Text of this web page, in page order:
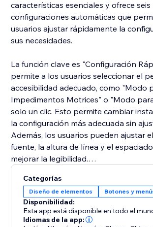
características esenciales y ofrece seis
configuraciones automáticas que
usuarios ajustar rápidamente la
sus necesidades.
La función clave es "Configuración
permite a los usuarios seleccionar el
accesibilidad adecuado, como "Modo
Impedimentos Motrices" o "Modo
solo un clic. Esto permite cambiar
la configuración más adecuada sin
Además, los usuarios pueden ajustar
fuente, la altura de línea y el
mejorar la legibilidad.
Para usuarios con discapacidad visual,
complemento ofrece opciones de
como "Alto Contraste" y "Contraste
adaptándose a diferentes necesidades
Categorías
Diseño de elementos Botones y
Disponibilidad:
Esta app está disponible en todo el
Idiomas de la app: